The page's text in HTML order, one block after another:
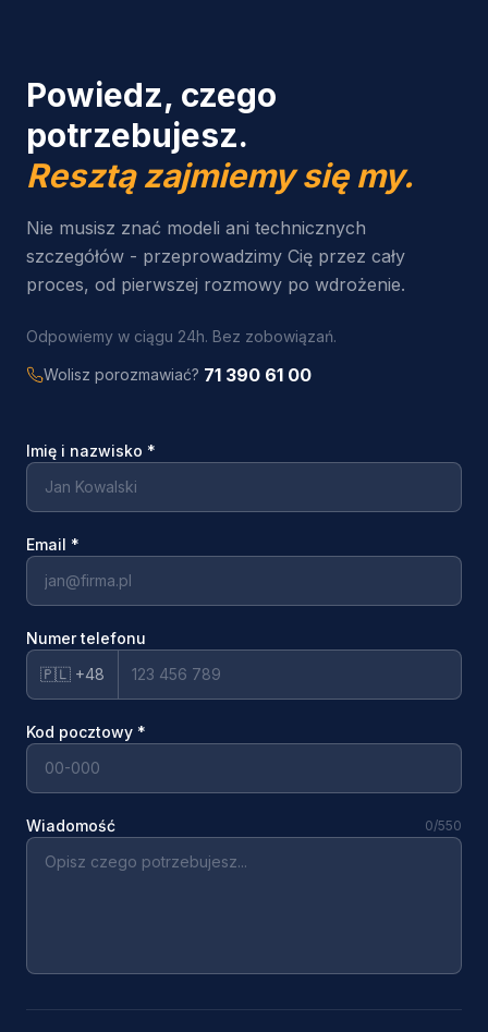
Powiedz, czego
potrzebujesz.
Resztą zajmiemy się my.
Nie musisz znać modeli ani technicznych
szczegółów - przeprowadzimy Cię przez cały
proces, od pierwszej rozmowy po wdrożenie.
Odpowiemy w ciągu 24h. Bez zobowiązań.
Wolisz porozmawiać? 71 390 61 00
Imię i nazwisko *
Email *
Numer telefonu
🇵🇱 +48
Kod pocztowy *
Wiadomość 0/550